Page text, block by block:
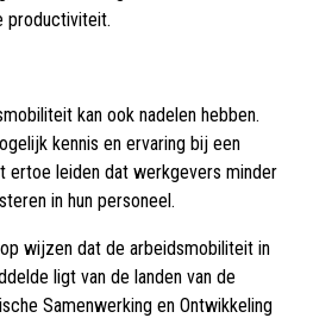
productiviteit.
kan ook nadelen hebben.
kennis en ervaring bij een
ertoe leiden dat werkgevers minder
in hun personeel.
wijzen dat de arbeidsmobiliteit in
ligt van de landen van de
Samenwerking en Ontwikkeling